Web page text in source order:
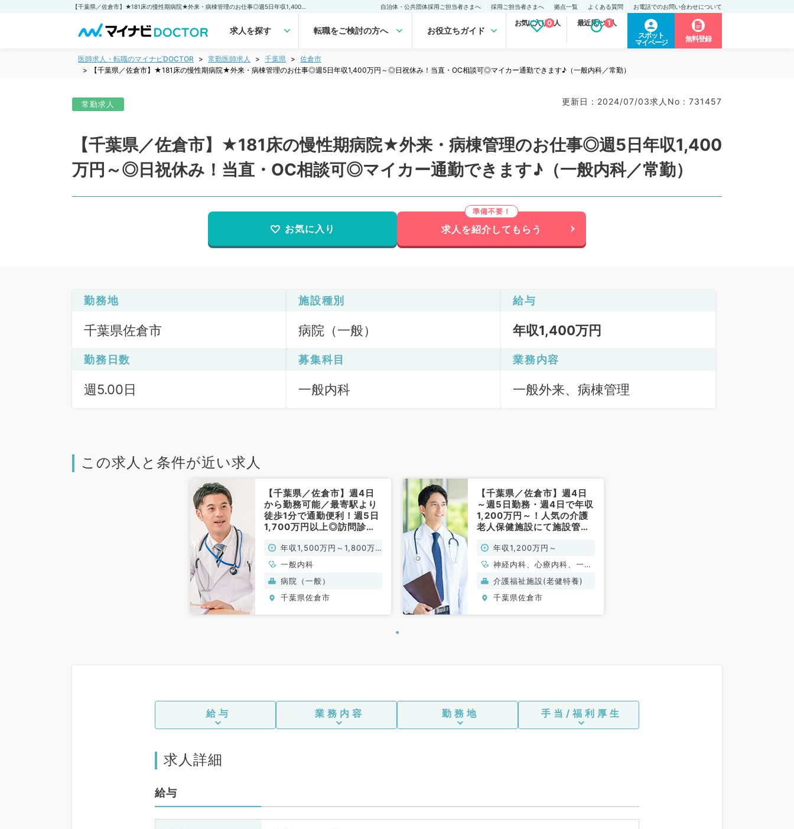
自治体・公共団体採用ご担当者さまへ 採用ご担当者さまへ 拠点一覧 よくある質問 お電話でのお問い合わせについて
求人を探す 転職をご検討の方へ お役立ちガイド
お気に入り求人
0 最近見た求人
1
スポット
マイページ
無料登録
医師求人・転職のマイナビDOCTOR 常勤医師求人 千葉県
佐倉市
【千葉県／佐倉市】★181床の慢性期病院★外来・病棟管理のお仕事◎週5日年収1,400万円～◎日祝休み！当直・OC相談可◎マイカー通勤できます♪（一般内科／常勤）
常勤求人 更新日 : 2024/07/03求人No : 731457
【千葉県／佐倉市】★181床の慢性期病院★外来・病棟管理のお仕事◎週5日年収1,400
万円～◎日祝休み！当直・OC相談可◎マイカー通勤できます♪（一般内科／常勤）
お気に入り 求人を紹介してもらう
勤務地
千葉県佐倉市
施設種別
病院（一般）
給与
年収1,400万円
勤務日数
週5.00日
募集科目
一般内科
業務内容
一般外来、病棟管理
この求人と条件が近い求人
【千葉県／佐倉市】週4日
から勤務可能／最寄駅より
徒歩1分で通勤便利！週5日
1,700万円以上◎訪問診療
期病院～（一般内科／常
勤）
年収1,500万円～1,800万
一般内科
病院（一般）
千葉県佐倉市
【千葉県／佐倉市】週4日
～週5日勤務・週4日で年収
1,200万円～！人気の介護
老人保健施設にて施設管理
年収1,200万円～
神経内科、心療内科、一般
内科、循環器内科、呼吸器
内科、消化器内科、内分
泌・代謝内科、腎臓内科、
介護福祉施設(老健特養)
千葉県佐倉市
給与 業務内容 勤務地 手当/福利厚生
求人詳細
給与